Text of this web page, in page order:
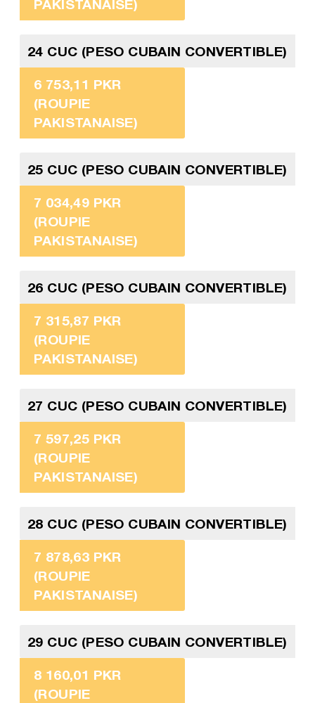
PAKISTANAISE)
24 CUC (PESO CUBAIN CONVERTIBLE)
6 753,11 PKR
(ROUPIE
PAKISTANAISE)
25 CUC (PESO CUBAIN CONVERTIBLE)
7 034,49 PKR
(ROUPIE
PAKISTANAISE)
26 CUC (PESO CUBAIN CONVERTIBLE)
7 315,87 PKR
(ROUPIE
PAKISTANAISE)
27 CUC (PESO CUBAIN CONVERTIBLE)
7 597,25 PKR
(ROUPIE
PAKISTANAISE)
28 CUC (PESO CUBAIN CONVERTIBLE)
7 878,63 PKR
(ROUPIE
PAKISTANAISE)
29 CUC (PESO CUBAIN CONVERTIBLE)
8 160,01 PKR
(ROUPIE